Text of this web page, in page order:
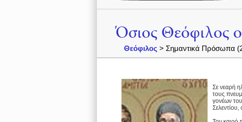
Όσιος Θεόφιλος
Θεόφιλος > Σημαντικά Πρόσωπα
Σε νεαρή
τους
γονέων